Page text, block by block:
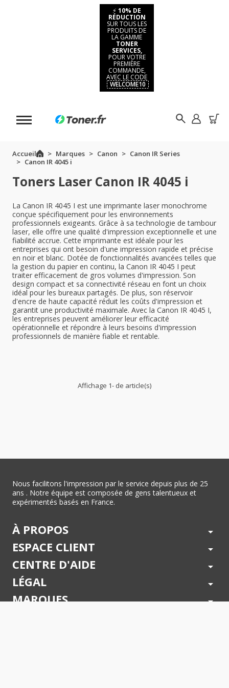
⚡ 10% DE
RÉDUCTION
SUR TOUS LES
PRODUITS DE
LA GAMME
TONER
SERVICES,
POUR VOTRE
PREMIÈRE
COMMANDE,
AVEC LE CODE
WELCOME10
Accueil Marques Canon
Canon IR Series
Canon IR 4045 i
Toners Laser Canon IR 4045 i
La Canon IR 4045 I est une imprimante laser monochrome
conçue spécifiquement pour les environnements
professionnels exigeants. Grâce à sa technologie de tambour
laser, elle offre une qualité d'impression exceptionnelle et une
fiabilité accrue. Cette imprimante est idéale pour les
entreprises qui ont besoin d'une impression rapide et précise
en noir et blanc. Dotée de fonctionnalités avancées telles que
la gestion du papier en continu, la Canon IR 4045 I peut
traiter efficacement de gros volumes d'impression. Son
design compact et sa connectivité réseau en font un choix
idéal pour les bureaux partagés. De plus, son réservoir
d'encre de haute capacité réduit les coûts d'impression et
garantit une productivité maximale. Avec la Canon IR 4045 I,
les entreprises peuvent améliorer leur efficacité
opérationnelle et répondre à leurs besoins d'impression
professionnels de manière fiable et rentable.
Affichage 1- de article(s)
Nous facilitons l'impression par le service depuis plus de 25
ans . Notre équipe est composée de gens talentueux et
expérimentés basés en France.
À PROPOS arrow_drop_down
ESPACE CLIENT arrow_drop_down
CENTRE D'AIDE arrow_drop_down
LÉGAL arrow_drop_down
MARQUES arrow_drop_down